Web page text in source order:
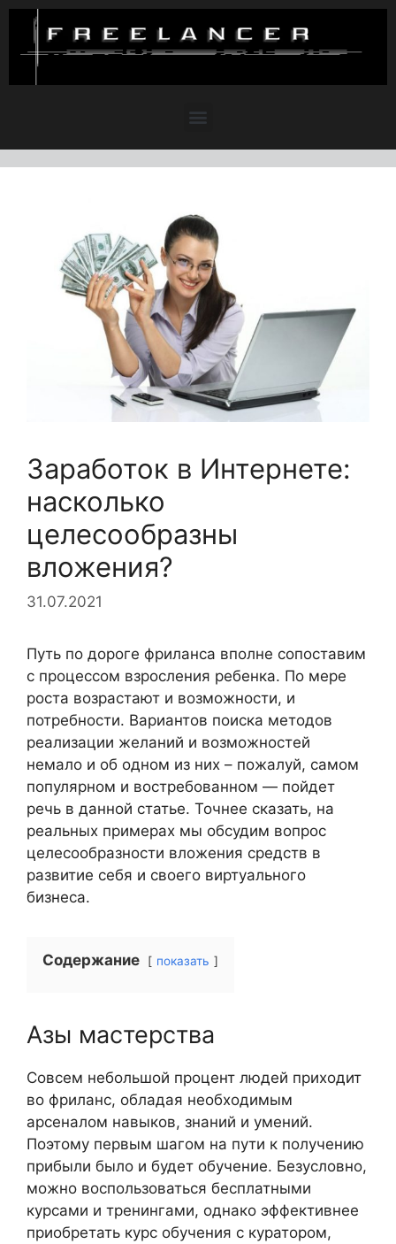
Заработок в Интернете:
насколько
целесообразны
вложения?
31.07.2021
Путь по дороге фриланса вполне сопоставим
с процессом взросления ребенка. По мере
роста возрастают и возможности, и
потребности. Вариантов поиска методов
реализации желаний и возможностей
немало и об одном из них – пожалуй, самом
популярном и востребованном — пойдет
речь в данной статье. Точнее сказать, на
реальных примерах мы обсудим вопрос
целесообразности вложения средств в
развитие себя и своего виртуального
бизнеса.
Содержание показать
Азы мастерства
Совсем небольшой процент людей приходит
во фриланс, обладая необходимым
арсеналом навыков, знаний и умений.
Поэтому первым шагом на пути к получению
прибыли было и будет обучение. Безусловно,
можно воспользоваться бесплатными
курсами и тренингами, однако эффективнее
приобретать курс обучения с куратором,